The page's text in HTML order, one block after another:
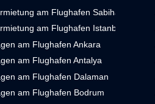
am Flughafen Sabiha Gökçen
am Flughafen Istanbul
am Flughafen Ankara
am Flughafen Antalya
am Flughafen Dalaman
am Flughafen Bodrum